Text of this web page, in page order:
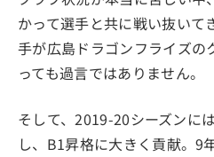
かって選手と共に戦い抜いて
手が広島ドラゴンフライズの
っても過言ではありません。
そして、2019-20シーズンに
し、B1昇格に大きく貢献。9